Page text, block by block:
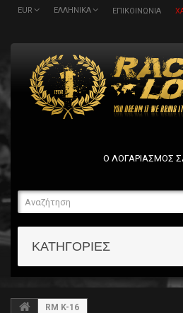
EUR ΕΛΛΗΝΙΚΆ ΕΠΙΚΟΙΝΩΝΊΑ
Ο ΛΟΓΑΡΙΑΣΜΌΣ
ΚΑΤΗΓΟΡΊΕΣ
RM K-16